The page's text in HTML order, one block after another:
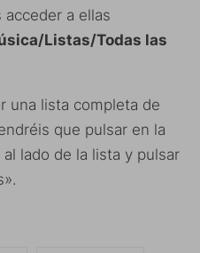
a ellas
Listas/Todas las
una lista completa de
que pulsar en la
lado de la lista y pulsar